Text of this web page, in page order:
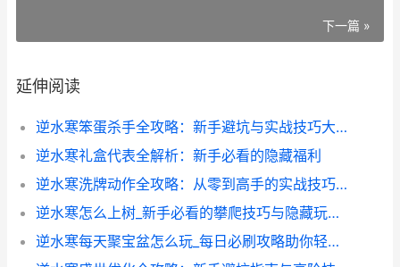
下一篇 »
延伸阅读
逆水寒笨蛋杀手全攻略：新手避坑与实战技巧大公开
逆水寒礼盒代表全解析：新手必看的隐藏福利
逆水寒洗牌动作全攻略：从零到高手的实战技巧分享
逆水寒怎么上树_新手必看的攀爬技巧与隐藏玩法全解析
逆水寒每天聚宝盆怎么玩_每日必刷攻略助你轻松赚金